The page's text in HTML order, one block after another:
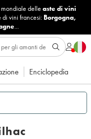
delle aste di vini
vini francesi: Borgogna,
...
Enciclopedia